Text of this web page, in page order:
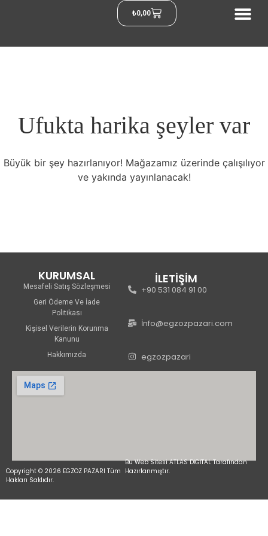
₺0,00
Ufukta harika şeyler var
Büyük bir şey hazırlanıyor! Mağazamız üzerinde çalışılıyor
ve yakında yayınlanacak!
KURUMSAL
Mesafeli Satış Sözleşmesi
Geri Ödeme Ve İade
Politikası
Kişisel Verilerin Korunma
Kanunu
Hakkımızda
İLETİŞİM
+90 531 084 91 00
İnfo@egzozpazari.com
egzozpazari
Copyright © 2026 EGZOZ PAZARI Tüm
Hakları Saklıdır.
Bu Web Sitesi ATLAS DİGİTAL Tarafından
Hazırlanmıştır.